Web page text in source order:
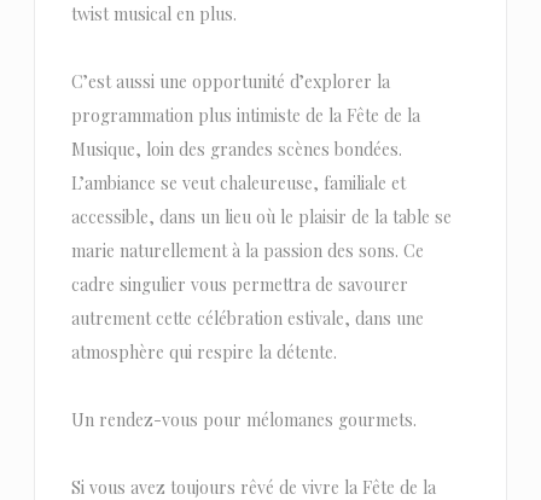
twist musical en plus.
C’est aussi une opportunité d’explorer la
programmation plus intimiste de la Fête de la
Musique, loin des grandes scènes bondées.
L’ambiance se veut chaleureuse, familiale et
accessible, dans un lieu où le plaisir de la table se
marie naturellement à la passion des sons. Ce
cadre singulier vous permettra de savourer
autrement cette célébration estivale, dans une
atmosphère qui respire la détente.
Un rendez-vous pour mélomanes gourmets.
Si vous avez toujours rêvé de vivre la Fête de la